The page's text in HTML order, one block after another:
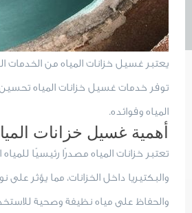
يعتبر غسيل خزانات المياه من الخدمات
توفر خدمات غسيل خزانات المياه
المياه وفوائده.
أهمية غسيل خزانات
تعتبر خزانات المياه مصدرًا رئيسيًا
والبكتيريا داخل الخزانات، مما يؤثر
والحفاظ على مياه نظيفة وصحية